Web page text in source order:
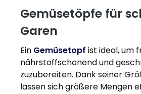
Gemüsetöpfe für
Garen
Ein Gemüsetopf ist ideal, um
nährstoffschonend und
zuzubereiten. Dank seiner
lassen sich größere Mengen